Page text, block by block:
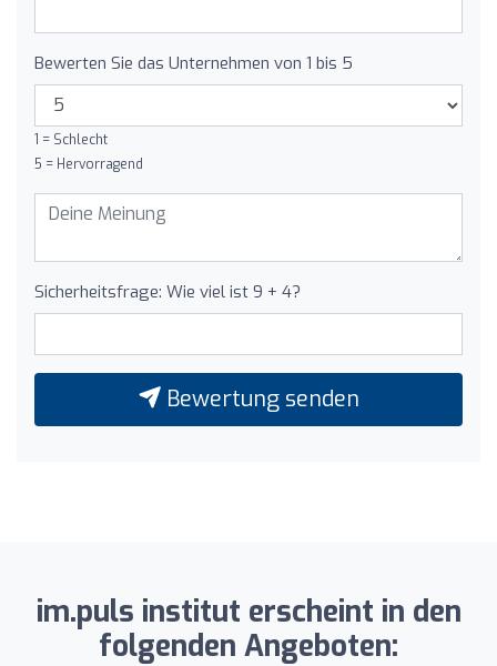
Bewerten Sie das Unternehmen von 1 bis 5
1 = Schlecht
5 = Hervorragend
Sicherheitsfrage: Wie viel ist 9 + 4?
Bewertung senden
im.puls institut erscheint in den
folgenden Angeboten: